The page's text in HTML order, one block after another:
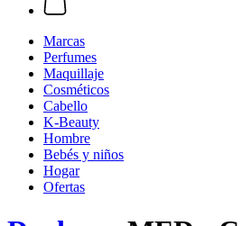
Marcas
Perfumes
Maquillaje
Cosméticos
Cabello
K-Beauty
Hombre
Bebés y niños
Hogar
Ofertas